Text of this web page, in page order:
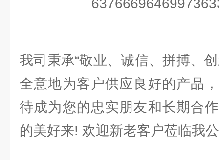
我司秉承“敬业、诚信、拼搏、
全意地为客户供应良好的产品
待成为您的忠实朋友和长期合
的美好来! 欢迎新老客户莅临我